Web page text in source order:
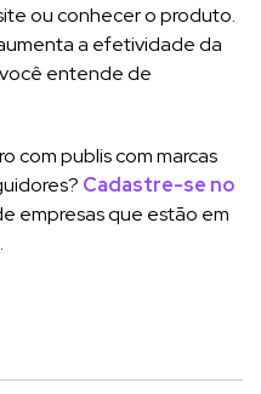
ou conhecer o produto.
a efetividade da
entende de
com publis com marcas
Cadastre-se no
empresas que estão em